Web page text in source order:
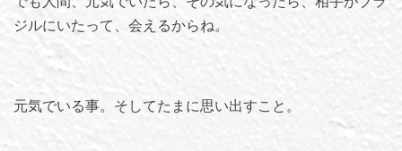
ジルにいたって、会えるからね。
元気でいる事。そしてたまに思い出すこと。